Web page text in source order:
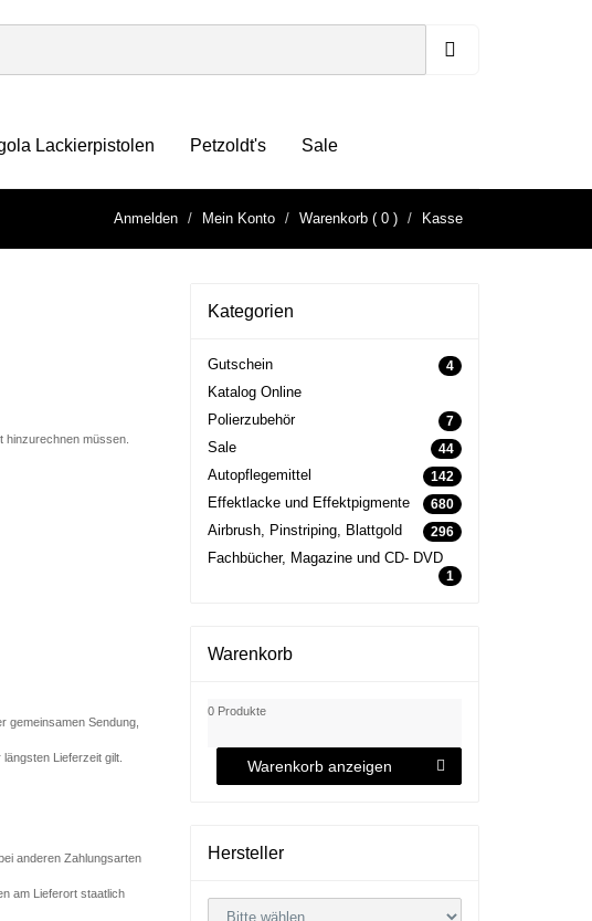
Lackierpistolen Petzoldt's Sale
Anmelden Mein Konto Warenkorb ( 0 ) Kasse
hinzurechnen müssen.
gemeinsamen Sendung,
Lieferzeit gilt.
anderen Zahlungsarten
am Lieferort staatlich
Kategorien
Gutschein 4
Katalog Online
Polierzubehör
7
Sale 44
Autopflegemittel 142
Effektlacke und Effektpigmente 680
Airbrush, Pinstriping, Blattgold 296
Fachbücher, Magazine und CD- DVD
1
Warenkorb
0 Produkte
Warenkorb anzeigen
Hersteller